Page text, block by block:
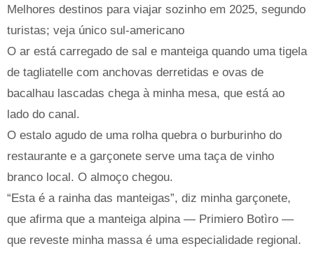
Melhores destinos para viajar sozinho em 2025, segundo
turistas; veja único sul-americano
O ar está carregado de sal e manteiga quando uma tigela
de tagliatelle com anchovas derretidas e ovas de
bacalhau lascadas chega à minha mesa, que está ao
lado do canal.
O estalo agudo de uma rolha quebra o burburinho do
restaurante e a garçonete serve uma taça de vinho
branco local. O almoço chegou.
“Esta é a rainha das manteigas”, diz minha garçonete,
que afirma que a manteiga alpina — Primiero Botìro —
que reveste minha massa é uma especialidade regional.